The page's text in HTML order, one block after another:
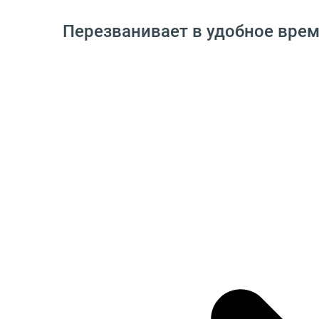
Перезванивает в удобное